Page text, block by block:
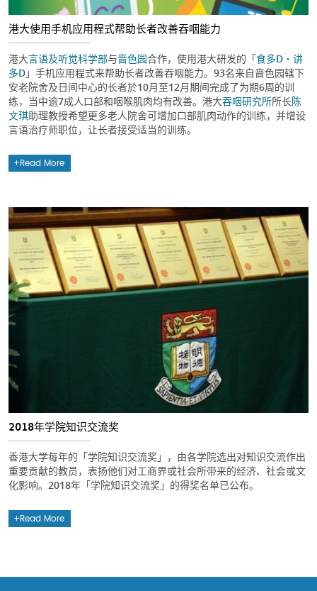
港大使用手机应用程式帮助长者改善吞咽能力
港大言语及听觉科学部与啬色园合作，使用港大研发的「食多D・讲
多D」手机应用程式来帮助长者改善吞咽能力。93名来自啬色园辖下
安老院舍及日间中心的长者於10月至12月期间完成了为期6周的训
练，当中逾7成人口部和咽喉肌肉均有改善。港大吞咽研究所所长陈
文琪助理教授希望更多老人院舍可增加口部肌肉动作的训练，并增设
言语治疗师职位，让长者接受适当的训练。
Read More
2018年学院知识交流奖
香港大学每年的「学院知识交流奖」，由各学院选出对知识交流作出
重要贡献的教员，表扬他们对工商界或社会所带来的经济、社会或文
化影响。2018年「学院知识交流奖」的得奖名单已公布。
Read More